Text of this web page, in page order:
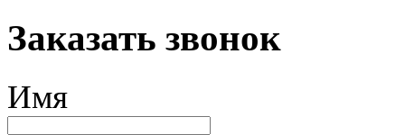
Заказать звонок
Имя